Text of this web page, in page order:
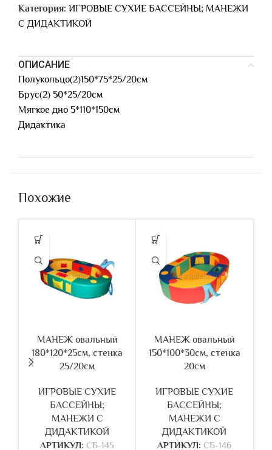
Категория: ИГРОВЫЕ СУХИЕ БАССЕЙНЫ; МАНЕЖИ
С ДИДАКТИКОЙ
ОПИСАНИЕ
Полукольцо(2)150*75*25/20см
Брус(2) 50*25/20см
Мягкое дно 5*110*150см
Дидактика
Похожие
МАНЕЖ овальный
180*120*25см, стенка
25/20см
ИГРОВЫЕ СУХИЕ
БАССЕЙНЫ;
МАНЕЖИ С
ДИДАКТИКОЙ
АРТИКУЛ: СБ-145
МАНЕЖ овальный
150*100*30см, стенка
20см
ИГРОВЫЕ СУХИЕ
БАССЕЙНЫ;
МАНЕЖИ С
ДИДАКТИКОЙ
АРТИКУЛ: СБ-146